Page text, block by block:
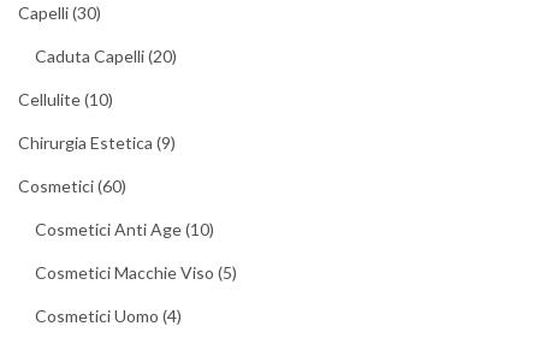
Capelli(30)
Caduta Capelli(20)
Cellulite(10)
Chirurgia Estetica (9)
Cosmetici(60)
Cosmetici Anti Age(10)
Cosmetici Macchie Viso (5)
Cosmetici Uomo (4)